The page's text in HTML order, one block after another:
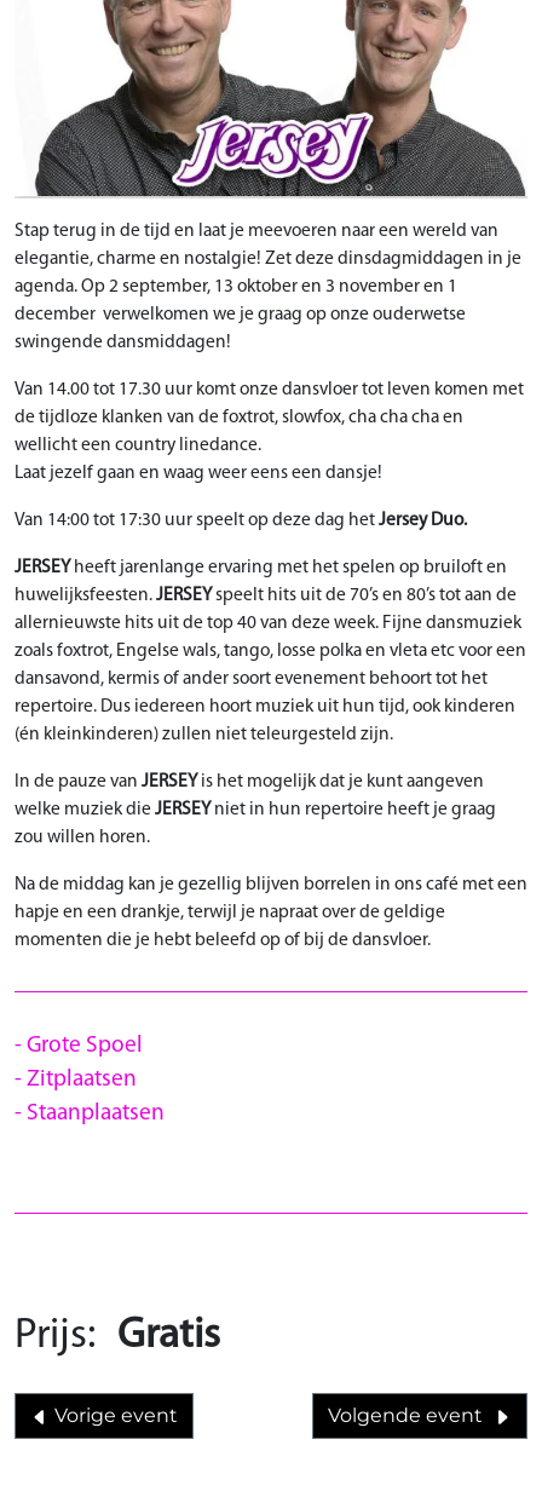
Stap terug in de tijd en laat je meevoeren naar een wereld van
elegantie, charme en nostalgie! Zet deze dinsdagmiddagen in je
agenda. Op 2 september, 13 oktober en 3 november en 1
december verwelkomen we je graag op onze ouderwetse
swingende dansmiddagen!
Van 14.00 tot 17.30 uur komt onze dansvloer tot leven komen met
de tijdloze klanken van de foxtrot, slowfox, cha cha cha en
wellicht een country linedance.
Laat jezelf gaan en waag weer eens een dansje!
Van 14:00 tot 17:30 uur speelt op deze dag hetJersey Duo.
JERSEY heeft jarenlange ervaring met het spelen op bruiloft en
huwelijksfeesten.JERSEYspeelt hits uit de 70’s en 80’s tot aan de
allernieuwste hits uit de top 40 van deze week. Fijne dansmuziek
zoals foxtrot, Engelse wals, tango, losse polka en vleta etc voor een
dansavond, kermis of ander soort evenement behoort tot het
repertoire. Dus iedereen hoort muziek uit hun tijd, ook kinderen
(én kleinkinderen) zullen niet teleurgesteld zijn.
In de pauze van JERSEY is het mogelijk dat je kunt aangeven
welke muziek dieJERSEY niet in hun repertoire heeft je graag
zou willen horen.
Na de middag kan je gezellig blijven borrelen in ons café met een
hapje en een drankje, terwijl je napraat over de geldige
momenten die je hebt beleefd op of bij de dansvloer.
Grote Spoel
Zitplaatsen
Staanplaatsen
Prijs: Gratis
Vorige event Volgende event